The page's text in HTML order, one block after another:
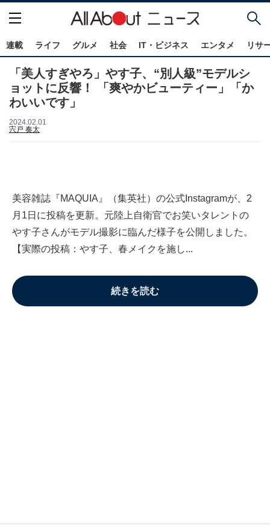
連載 ライフ グルメ 社会 IT・ビジネス エンタメ リサ
「美人すぎやろ」やす子、“別人級”モデルシ
ョットに反響！ 「爽やかビューティー」「か
わいいです」
2024.02.01
宍戸 奏太
美容雑誌『MAQUIA』（集英社）の公式Instagramが、2
月1日に投稿を更新。元陸上自衛官でお笑いタレントの
やす子さんがモデル撮影に臨んだ様子を公開しました。
【実際の投稿：やす子、春メイクを施し...
続きを読む